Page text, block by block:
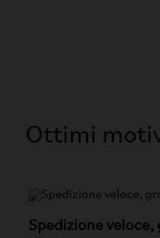
Ottimi
Spedizione